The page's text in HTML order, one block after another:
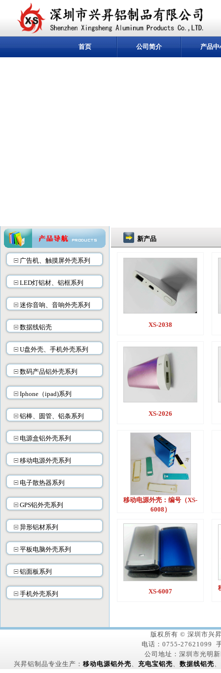
首页 公司简介 产品中
广告机、触摸屏外壳系列
LED灯铝材、铝框系列
迷你音响、音响外壳系列
数据线铝壳
U盘外壳、手机外壳系列
数码产品铝外壳系列
Iphone（ipad)系列
铝棒、圆管、铝条系列
电源盒铝外壳系列
移动电源外壳系列
电子散热器系列
GPS铝外壳系列
异形铝材系列
平板电脑外壳系列
铝面板系列
手机外壳系列
新产品
XS-2038
XS-2026
移动电源外壳：编号（XS-
6008）
XS-6007
版权所有 © 深圳市兴
电话：0755-27621099
公司地址：深圳市光明
兴昇铝制品专业生产： 移动电源铝外壳、 充电宝铝壳、 数据线铝壳